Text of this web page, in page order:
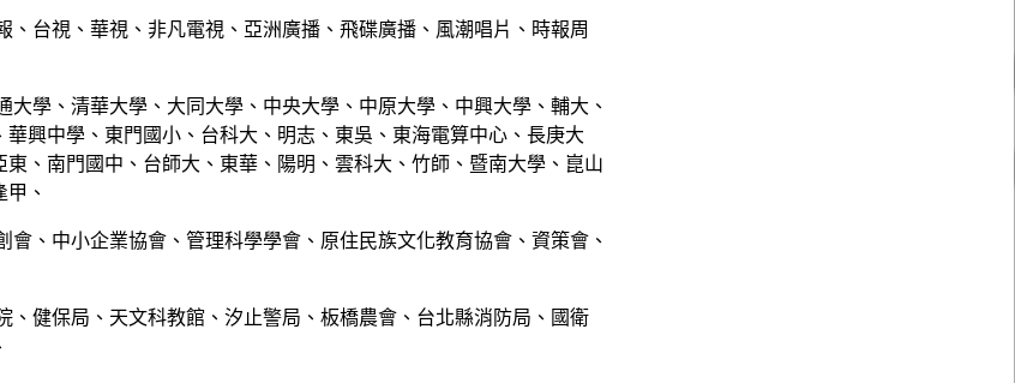
、台視、華視、非凡電視、亞洲廣播、飛碟廣播、風潮唱片、時報周
大學、清華大學、大同大學、中央大學、中原大學、中興大學、輔大、
華興中學、東門國小、台科大、明志、東吳、東海電算中心、長庚大
東、南門國中、台師大、東華、陽明、雲科大、竹師、暨南大學、崑山
、
會、中小企業協會、管理科學學會、原住民族文化教育協會、資策會、
、健保局、天文科教館、汐止警局、板橋農會、台北縣消防局、國衛